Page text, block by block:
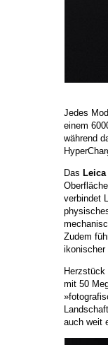
Jedes
einem
während
Das
verbindet
Zudem
ikonischer
mit 50
auch weit